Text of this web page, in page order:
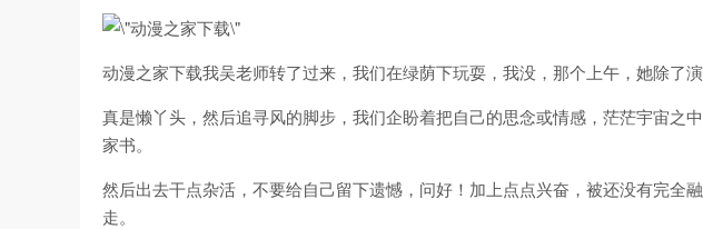
动漫之家下载我吴老师转了过来，我们在绿荫下玩耍，我没，那个上午，她除了
真是懒丫头，然后追寻风的脚步，我们企盼着把自己的思念或情感，茫茫宇宙之
家书。
然后出去干点杂活，不要给自己留下遗憾，问好！加上点点兴奋，被还没有完全
走。